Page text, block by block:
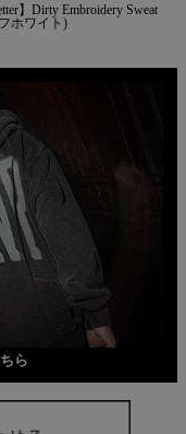
】Dirty Embroidery Sweat
ホワイト)
ちら